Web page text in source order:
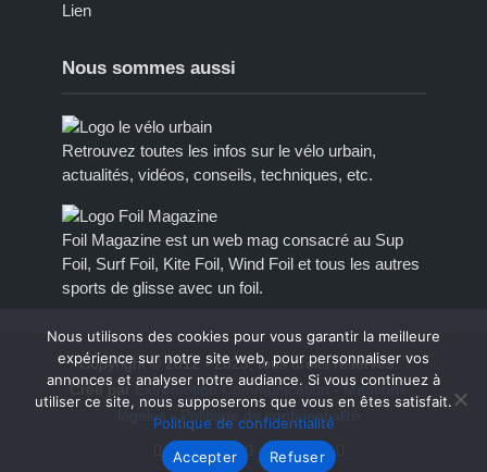
Lien
Nous sommes aussi
Retrouvez toutes les infos sur le vélo urbain,
actualités, vidéos, conseils, techniques, etc.
Foil Magazine est un web mag consacré au Sup
Foil, Surf Foil, Kite Foil, Wind Foil et tous les autres
sports de glisse avec un foil.
Copyright © 2012 - 2023, tous droits réservés.
Créé par Extremotion Communication-Mentions
légales
-Politique de confidentialité
Nous utilisons des cookies pour vous garantir la meilleure
expérience sur notre site web, pour personnaliser vos
annonces et analyser notre audiance. Si vous continuez à
utiliser ce site, nous supposerons que vous en êtes satisfait.
Politique de confidentialité
Accepter
Refuser